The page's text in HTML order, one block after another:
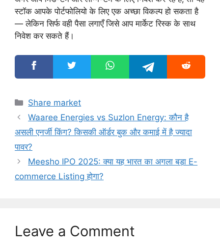
स्टॉक आपके पोर्टफोलियो के लिए एक अच्छा विकल्प हो सकता है
— लेकिन सिर्फ वही पैसा लगाएँ जिसे आप मार्केट रिस्क के साथ
निवेश कर सकते हैं।
Categories
Share market
Waaree Energies vs Suzlon Energy: कौन है
असली एनर्जी किंग? किसकी ऑर्डर बुक और कमाई में है ज्यादा
पावर?
Meesho IPO 2025: क्या यह भारत का अगला बड़ा E-
commerce Listing होगा?
Leave a Comment